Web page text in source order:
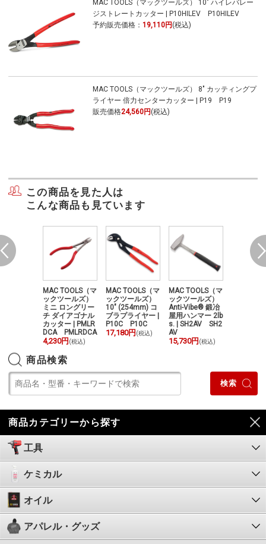
MAC TOOLS（マックツールズ） 10" ハイレバレー
ジストレートカッター | P10HILEV P10HILEV
予約販売価格： 19,110円 (税込)
MAC TOOLS（マックツールズ） 8" カッティングプ
ライヤー 倍力センターカッター | P19 P19
販売価格24,560円 (税込)
この商品を見た人は
こんな商品も見ています
MAC TOOLS（マ
ックツールズ）
ミニ ロングリー
チ ダイアゴナル
カッター | PMLR
DCA PMLRDCA
4,230円 (税込)
MAC TOOLS（マ
ックツールズ）
10" (254mm) コ
ブラプライヤー |
P10C P10C
17,180円 (税込)
MAC TOOLS（マ
ックツールズ）
Anti-Vibe® 鍛冶
屋用ハンマー 2lb
s. | SH2AV SH2
AV
15,730円 (税込)
商品検索
商品カテゴリーから探す
工具
ケミカル
オイル
アパレル・グッズ